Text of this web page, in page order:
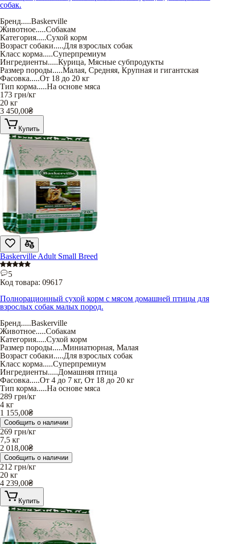
собак.
Бренд.....Baskerville
Животное.....Собакам
Категория.....Сухой корм
Возраст собаки.....Для взрослых собак
Класс корма.....Суперпремиум
Ингредиенты.....Курица, Мясные субпродукты
Размер породы.....Малая, Средняя, Крупная и гигантская
Фасовка.....От 18 до 20 кг
Тип корма.....На основе мяса
173 грн/кг
20 кг
3 450,00₴
Купить
Baskerville Adult Small Breed
5
Код товара: 09617
Полнорационный сухой корм с мясом домашней птицы для
взрослых собак малых пород.
Бренд.....Baskerville
Животное.....Собакам
Категория.....Сухой корм
Размер породы.....Миниатюрная, Малая
Возраст собаки.....Для взрослых собак
Класс корма.....Суперпремиум
Ингредиенты.....Домашняя птица
Фасовка.....От 4 до 7 кг, От 18 до 20 кг
Тип корма.....На основе мяса
289 грн/кг
4 кг
1 155,00₴
Сообщить о наличии
269 грн/кг
7,5 кг
2 018,00₴
Сообщить о наличии
212 грн/кг
20 кг
4 239,00₴
Купить